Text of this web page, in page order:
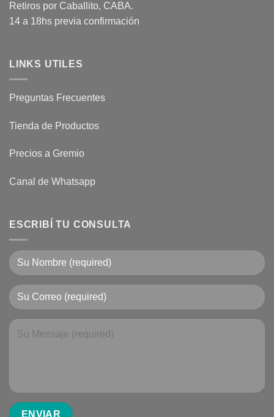
Retiros por Caballito, CABA.
14 a 18hs previa confirmación
LINKS UTILES
Preguntas Frecuentes
Tienda de Productos
Precios a Gremio
Canal de Whatsapp
ESCRIBÍ TU CONSULTA